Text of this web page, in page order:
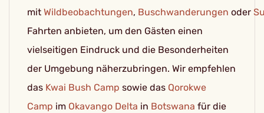
mit Wildbeobachtungen, Buschwanderungen oder
Fahrten anbieten, um den Gästen einen
vielseitigen Eindruck und die Besonderheiten
der Umgebung näherzubringen. Wir empfehlen
das Kwai Bush Camp sowie das Qorokwe
Camp im Okavango Delta in Botswana für die